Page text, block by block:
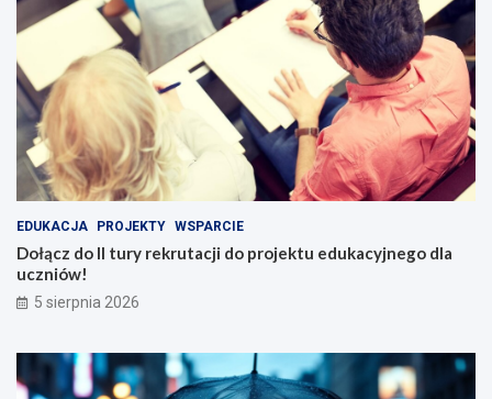
EDUKACJA PROJEKTY WSPARCIE
Dołącz do II tury rekrutacji do projektu edukacyjnego dla
uczniów!
5 sierpnia 2026